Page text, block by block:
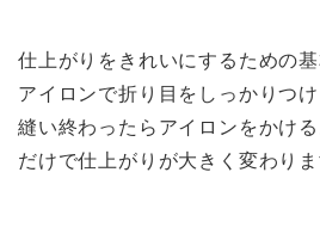
仕上がりをきれいにするための基
アイロンで折り目をしっかりつ
縫い終わったらアイロンをかけ
だけで仕上がりが大きく変わりま